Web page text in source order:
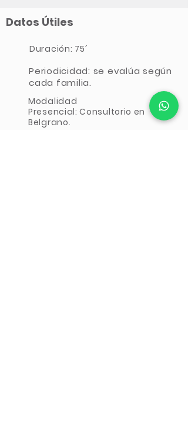
Datos Útiles
Duración: 75´
Periodicidad: se evalúa según
cada familia.
Modalidad
Presencial: Consultorio en
Belgrano.